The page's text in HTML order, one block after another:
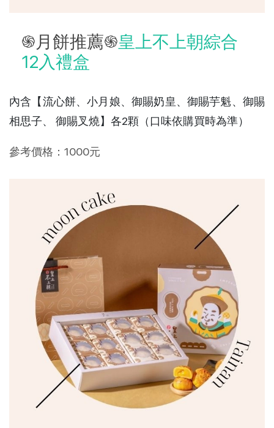
֍月餅推薦֍皇上不上朝綜合
12入禮盒
內含【流心餅、小月娘、御賜奶皇、御賜芋魁、御賜
相思子、 御賜叉燒】各2顆（口味依購買時為準）
參考價格：1000元